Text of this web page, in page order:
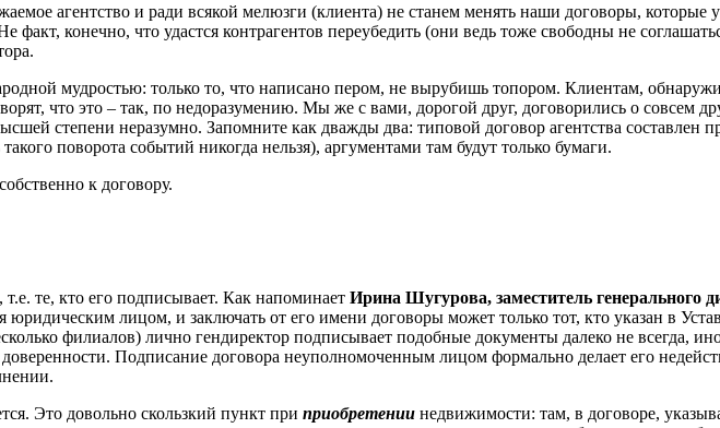
агентство и ради всякой мелюзги (клиента) не станем менять наши договоры, которые
факт, конечно, что удастся контрагентов переубедить (они ведь тоже свободны не
мудростью: только то, что написано пером, не вырубишь топором. Клиентам,
что это – так, по недоразумению. Мы же с вами, дорогой друг, договорились о совсем
степени неразумно. Запомните как дважды два: типовой договор агентства составлен
поворота событий никогда нельзя), аргументами там будут только бумаги.
к договору.
, т.е. те, кто его подписывает. Как напоминает Ирина Шугурова, заместитель
юридическим лицом, и заключать от его имени договоры может только тот, кто указан в
филиалов) лично гендиректор подписывает подобные документы далеко не всегда,
доверенности. Подписание договора неуполномоченным лицом формально делает его
Это довольно скользкий пункт при приобретении недвижимости: там, в договоре,